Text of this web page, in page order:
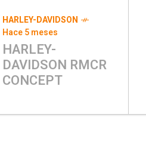
HARLEY-DAVIDSON
Hace 5 meses
HARLEY-
DAVIDSON RMCR
CONCEPT